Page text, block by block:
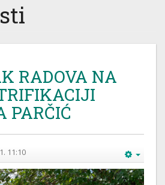
RADOVA NA
PARČIĆ
11:10